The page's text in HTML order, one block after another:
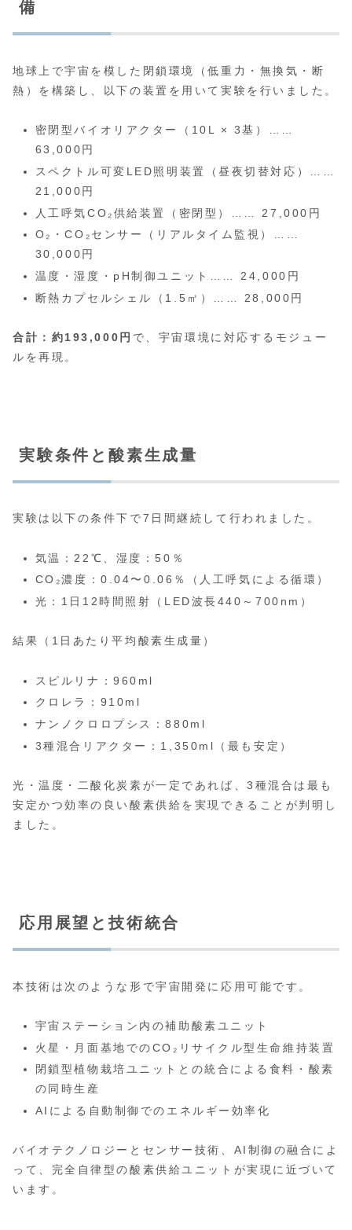
備
地球上で宇宙を模した閉鎖環境（低重力・無換気・断
熱）を構築し、以下の装置を用いて実験を行いました。
密閉型バイオリアクター（10L × 3基）……
63,000円
スペクトル可変LED照明装置（昼夜切替対応）……
21,000円
人工呼気CO₂供給装置（密閉型）…… 27,000円
O₂・CO₂センサー（リアルタイム監視）……
30,000円
温度・湿度・pH制御ユニット…… 24,000円
断熱カプセルシェル（1.5㎡）…… 28,000円
合計：約193,000円 で、宇宙環境に対応するモジュー
ルを再現。
実験条件と酸素生成量
実験は以下の条件下で7日間継続して行われました。
気温：22℃、湿度：50％
CO₂濃度：0.04〜0.06％（人工呼気による循環）
光：1日12時間照射（LED波長440～700nm）
結果（1日あたり平均酸素生成量）
スピルリナ：960ml
クロレラ：910ml
ナンノクロロプシス：880ml
3種混合リアクター：1,350ml（最も安定）
光・温度・二酸化炭素が一定であれば、3種混合は最も
安定かつ効率の良い酸素供給を実現できることが判明し
ました。
応用展望と技術統合
本技術は次のような形で宇宙開発に応用可能です。
宇宙ステーション内の補助酸素ユニット
火星・月面基地でのCO₂リサイクル型生命維持装置
閉鎖型植物栽培ユニットとの統合による食料・酸素
の同時生産
AIによる自動制御でのエネルギー効率化
バイオテクノロジーとセンサー技術、AI制御の融合によ
って、完全自律型の酸素供給ユニットが実現に近づいて
います。